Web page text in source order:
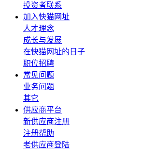
投资者联系
加入快猫网址
人才理念
成长与发展
在快猫网址的日子
职位招聘
常见问题
业务问题
其它
供应商平台
新供应商注册
注册帮助
老供应商登陆